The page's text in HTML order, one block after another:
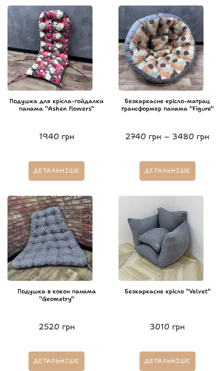
Подушка для крісла-гойдалки
панама “Ashen flowers”
1940 грн
ДЕТАЛЬНІШЕ
Безкаркасне крісло-матрац
трансформер панама “Figure”
2740 грн – 3480 грн
ДЕТАЛЬНІШЕ
Подушка в кокон панама
“Geometry”
2520 грн
ДЕТАЛЬНІШЕ
Безкаркасне крісло “Velvet”
3010 грн
ДЕТАЛЬНІШЕ